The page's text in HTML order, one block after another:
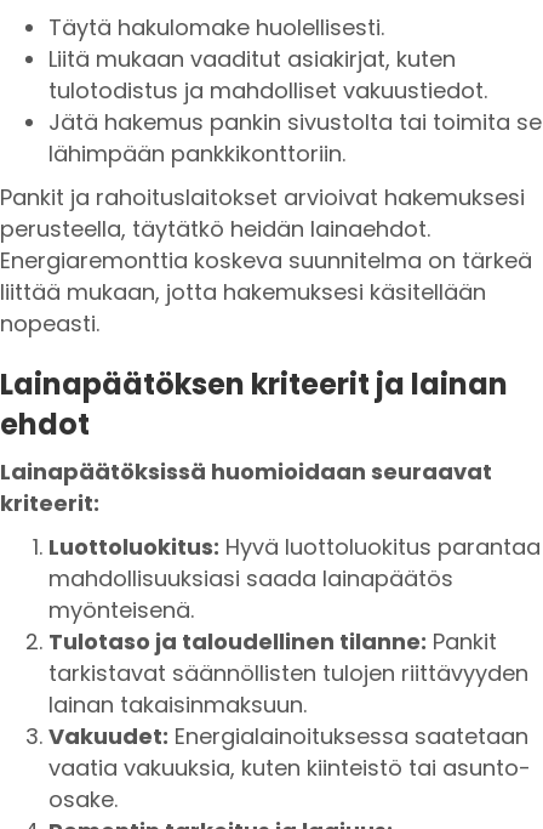
Täytä hakulomake huolellisesti.
Liitä mukaan vaaditut asiakirjat, kuten
tulotodistus ja mahdolliset vakuustiedot.
Jätä hakemus pankin sivustolta tai toimita se
lähimpään pankkikonttoriin.
Pankit ja rahoituslaitokset arvioivat hakemuksesi
perusteella, täytätkö heidän lainaehdot.
Energiaremonttia koskeva suunnitelma on tärkeä
liittää mukaan, jotta hakemuksesi käsitellään
nopeasti.
Lainapäätöksen kriteerit ja lainan
ehdot
Lainapäätöksissä huomioidaan seuraavat
kriteerit:
Luottoluokitus: Hyvä luottoluokitus parantaa
mahdollisuuksiasi saada lainapäätös
myönteisenä.
Tulotaso ja taloudellinen tilanne: Pankit
tarkistavat säännöllisten tulojen riittävyyden
lainan takaisinmaksuun.
Vakuudet: Energialainoituksessa saatetaan
vaatia vakuuksia, kuten kiinteistö tai asunto-
osake.